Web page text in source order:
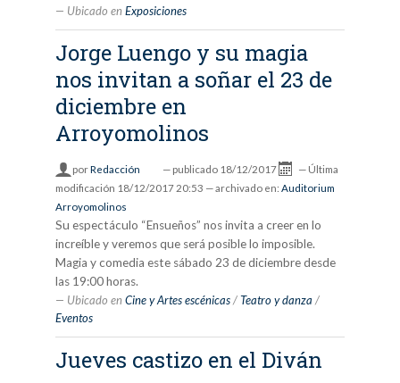
Ubicado en Exposiciones
Jorge Luengo y su magia
nos invitan a soñar el 23 de
diciembre en
Arroyomolinos
porRedacción — publicado 18/12/2017 — Última
modificación 18/12/2017 20:53 — archivado en: Auditorium
Arroyomolinos
Su espectáculo “Ensueños” nos invita a creer en lo
increíble y veremos que será posible lo imposible.
Magia y comedia este sábado 23 de diciembre desde
las 19:00 horas.
Ubicado en Cine y Artes escénicas /Teatro y danza /
Eventos
Jueves castizo en el Diván